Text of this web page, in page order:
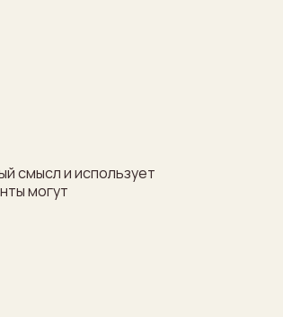
смысл и использует
могут